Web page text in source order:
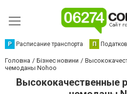
Р Расписание транспорта П
Головна Бізнес новини
чемоданы Nohoo
Высококачественные